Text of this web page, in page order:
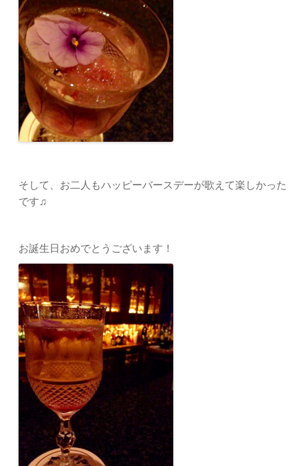
そして、お二人もハッピーバースデーが歌えて楽しかった
です♫
お誕生日おめでとうございます！